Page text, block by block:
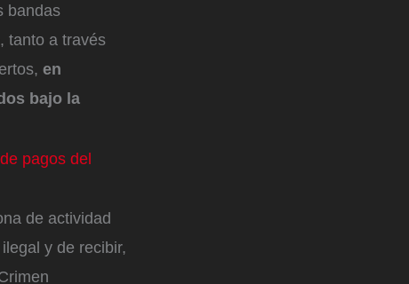
bandas
tanto a través
en
bajo la
pagos del
de actividad
y de recibir,